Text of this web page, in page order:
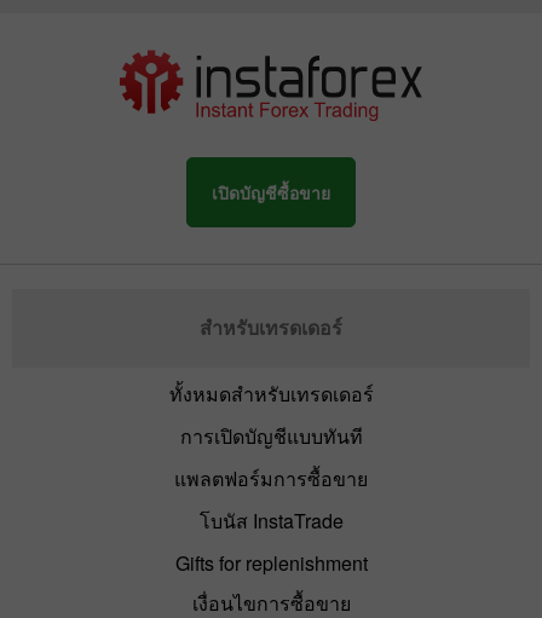
เปิดบัญชีซื้อขาย
สำหรับเทรดเดอร์
ทั้งหมดสำหรับเทรดเดอร์
การเปิดบัญชีแบบทันที
แพลตฟอร์มการซื้อขาย
โบนัส InstaTrade
Gifts for replenishment
เงื่อนไขการซื้อขาย